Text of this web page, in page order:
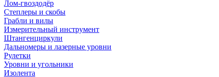
Лом-гвоздодёр
Степлеры и скобы
Грабли и вилы
Измерительный инструмент
Штангенциркули
Дальномеры и лазерные уровни
Рулетки
Уровни и угольники
Изолента